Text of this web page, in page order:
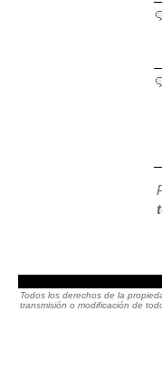
Todos los derechos de la
transmisión o modificación de